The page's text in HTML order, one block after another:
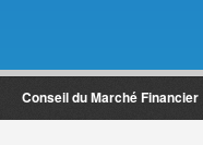
Conseil du Marché Financier